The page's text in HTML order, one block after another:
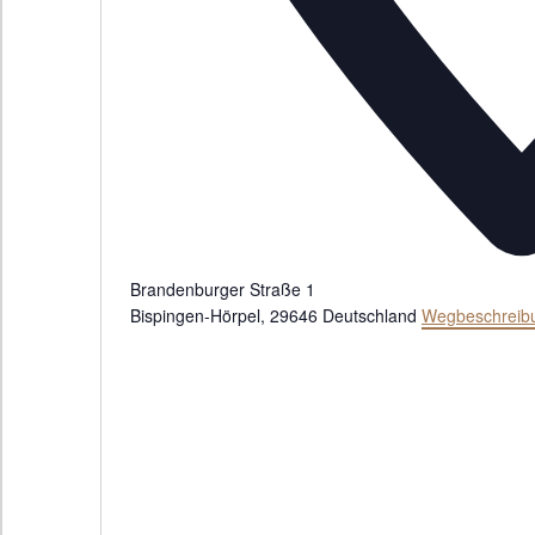
Brandenburger Straße 1
Bispingen-Hörpel, 29646 Deutschland